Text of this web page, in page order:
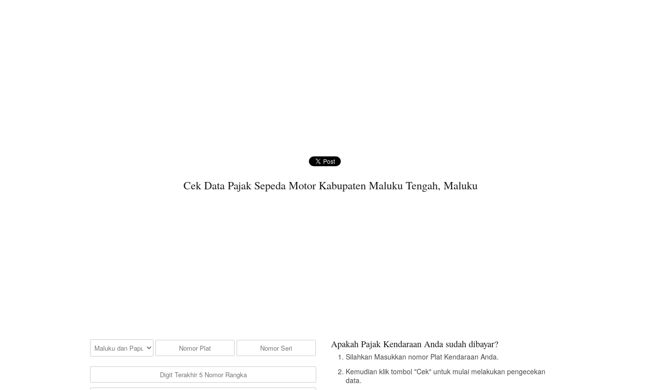
Cek Data Pajak Sepeda Motor Kabupaten Maluku Tengah, Maluku
Apakah Pajak Kendaraan Anda sudah dibayar?
Silahkan Masukkan nomor Plat Kendaraan Anda.
Kemudian klik tombol "Cek" untuk mulai melakukan pengecekan
data.